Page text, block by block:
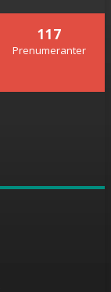
117
Prenumeranter